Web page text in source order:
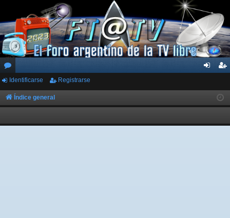
or
os
ar
ist
rs
Identificarse Registrarse
Índice general